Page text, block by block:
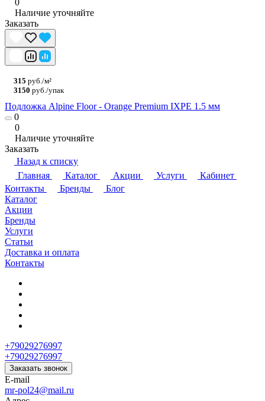
0
Наличие уточняйте
Заказать
315 руб./м²
3150 руб./упак
Подложка Alpine Floor - Orange Premium IXPE 1.5 мм
0
0
Наличие уточняйте
Заказать
Назад к списку
Главная
Каталог Акции Услуги
Кабинет
Контакты
Бренды
Блог
Каталог
Акции
Бренды
Услуги
Статьи
Доставка и оплата
Контакты
+79029276997
+79029276997
Заказать звонок
E-mail
mr-pol24@mail.ru